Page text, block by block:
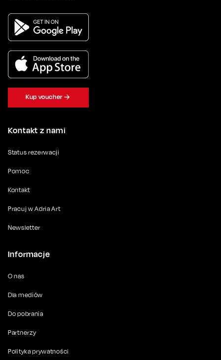
Kontakt z nami
Status rezerwacji
Pomoc
Kontakt
Pracuj w Adria Art
Newsletter
Informacje
O nas
Dla mediów
Do pobrania
Partnerzy
Polityka prywatności
Kup voucher